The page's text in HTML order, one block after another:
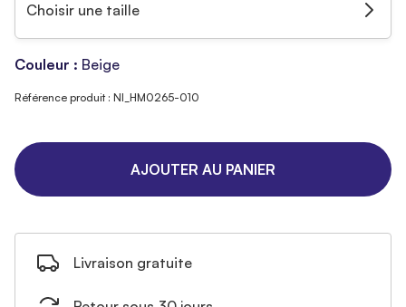
Choisir une taille
Couleur : Beige
Référence produit : NI_HM0265-010
AJOUTER AU PANIER
Livraison gratuite